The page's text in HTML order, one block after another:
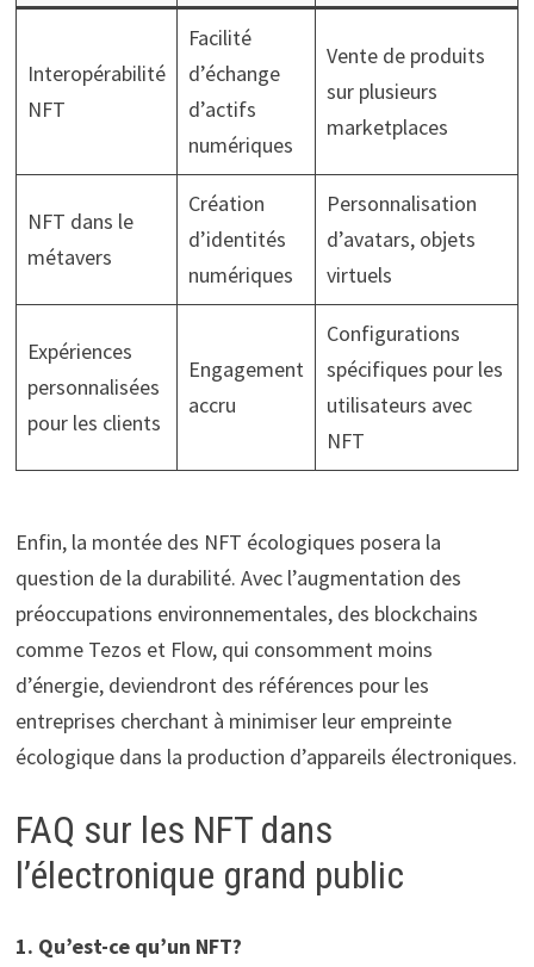
Interopérabilité
NFT
Facilité
d’échange
d’actifs
numériques
Vente de produits
sur plusieurs
marketplaces
NFT dans le
métavers
Création
d’identités
numériques
Personnalisation
d’avatars, objets
virtuels
Expériences
personnalisées
pour les clients
Engagement
accru
Configurations
spécifiques pour les
utilisateurs avec
NFT
Enfin, la montée des NFT écologiques posera la
question de la durabilité. Avec l’augmentation des
préoccupations environnementales, des blockchains
comme Tezos et Flow, qui consomment moins
d’énergie, deviendront des références pour les
entreprises cherchant à minimiser leur empreinte
écologique dans la production d’appareils électroniques.
FAQ sur les NFT dans
l’électronique grand public
1. Qu’est-ce qu’un NFT?